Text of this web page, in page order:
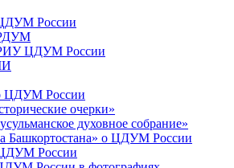
России
ЦДУМ России
ЦДУМ России
очерки»
духовное собрание»
Башкортостана» о ЦДУМ России
России